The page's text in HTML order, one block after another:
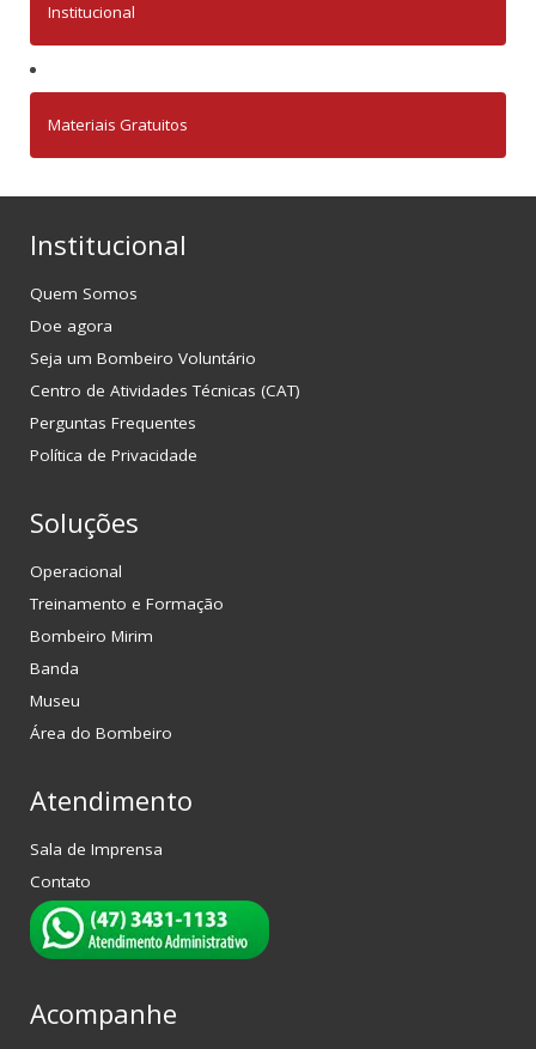
Institucional
Materiais Gratuitos
Institucional
Quem Somos
Doe agora
Seja um Bombeiro Voluntário
Centro de Atividades Técnicas (CAT)
Perguntas Frequentes
Política de Privacidade
Soluções
Operacional
Treinamento e Formação
Bombeiro Mirim
Banda
Museu
Área do Bombeiro
Atendimento
Sala de Imprensa
Contato
Acompanhe